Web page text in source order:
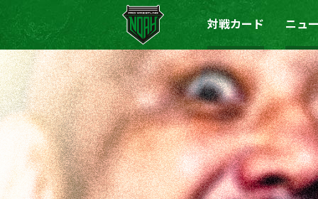
対戦カード ニュ